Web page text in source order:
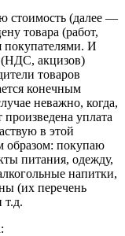
стоимость (далее —
товара (работ,
покупателями. И
(НДС, акцизов)
товаров
конечным
неважно, когда,
уплата
в этой
образом: покупаю
питания, одежду,
напитки,
(их перечень